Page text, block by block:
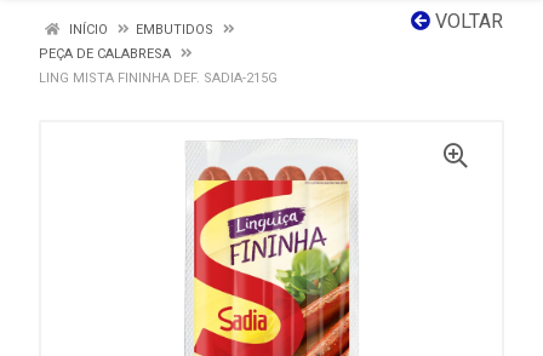
VOLTAR
INÍCIO
EMBUTIDOS
PEÇA DE CALABRESA
LING MISTA FININHA DEF. SADIA-215G